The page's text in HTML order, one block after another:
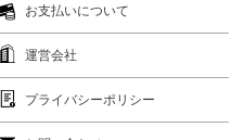
お支払いについて
運営会社
プライバシーポリシー